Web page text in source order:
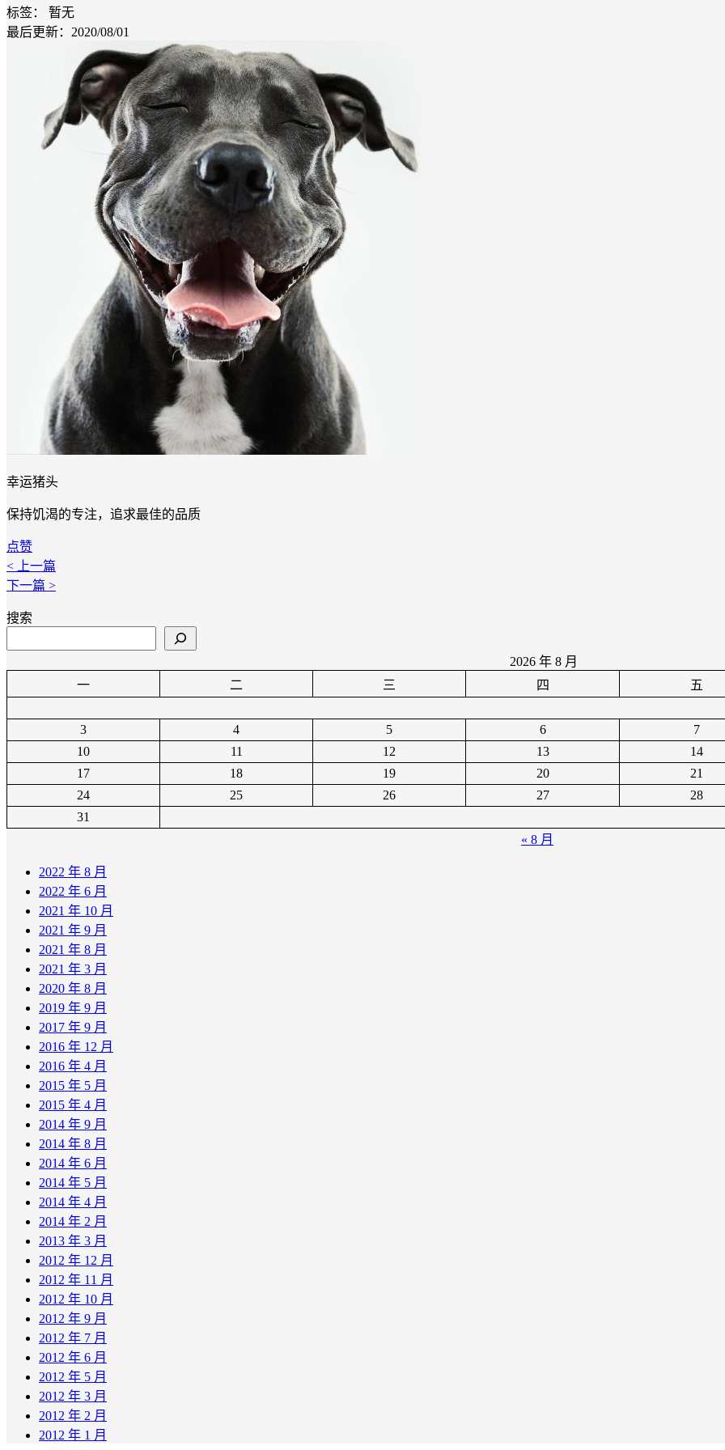
标签：
暂无
最后更新：2020/08/01
幸运猪头
保持饥渴的专注，追求最佳的品质
点赞
< 上一篇
下一篇 >
搜索
2026 年 8 月
一
二 三 四 五
3
4 5 6 7
10
11 12 13 14
17
18 19 20 21
24
25 26 27 28
31
« 8 月
2022 年 8 月
2022 年 6 月
2021 年 10 月
2021 年 9 月
2021 年 8 月
2021 年 3 月
2020 年 8 月
2019 年 9 月
2017 年 9 月
2016 年 12 月
2016 年 4 月
2015 年 5 月
2015 年 4 月
2014 年 9 月
2014 年 8 月
2014 年 6 月
2014 年 5 月
2014 年 4 月
2014 年 2 月
2013 年 3 月
2012 年 12 月
2012 年 11 月
2012 年 10 月
2012 年 9 月
2012 年 7 月
2012 年 6 月
2012 年 5 月
2012 年 3 月
2012 年 2 月
2012 年 1 月